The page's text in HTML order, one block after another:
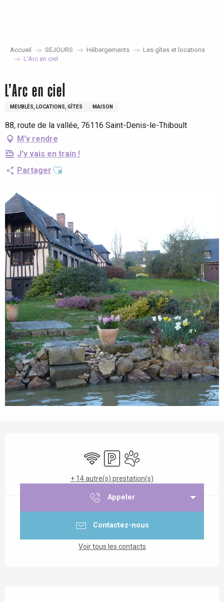
Accueil SEJOURS Hébergements
Les gîtes et locations
L’Arc en ciel
L’Arc en ciel
MEUBLÉS, LOCATIONS, GÎTES MAISON
88, route de la vallée, 76116 Saint-Denis-le-Thiboult
M'y rendre
J'y vais en train !
Partager Ajouter aux favoris
WiFi
ParkingAnimaux acceptés
+ 14 autre(s) prestation(s)
Appeler
Contactez-nous
Voir tous les contacts